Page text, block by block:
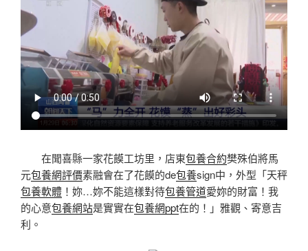
在聞喜縣一家花饃工坊里，店東包養合約樊殊伯將馬
元包養網評價素融會在了花饃的de包養sign中，外型「天秤
包養軟體 ！妳…妳不能這樣對待包養管道愛妳的財富！我
的心意包養網站是實實在包養網ppt在的！」雅觀、寄意吉
利。